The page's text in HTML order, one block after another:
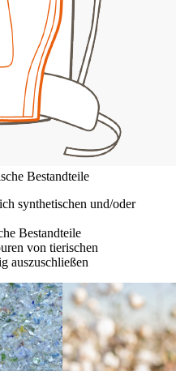
Bestandteile
synthetischen und/oder
Bestandteile
von tierischen
auszuschließen